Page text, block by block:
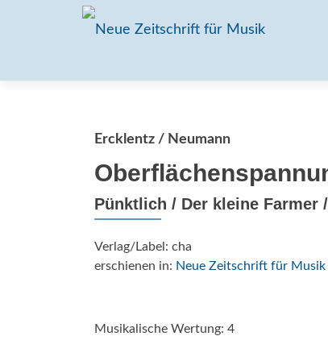
Ercklentz / Neumann
Pünktlich / Der kleine Farmer
Verlag/Label: cha
erschienen in: Neue Zeitschrift für
Musikalische Wertung: 4